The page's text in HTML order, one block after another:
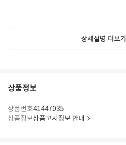
상세설명 더보기
상품정보
상품번호41447035
상품정보상품고시정보 안내